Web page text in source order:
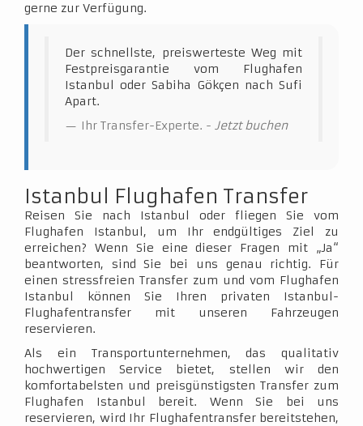
gerne zur Verfügung.
Der schnellste, preiswerteste Weg mit
Festpreisgarantie vom Flughafen
Istanbul oder Sabiha Gökçen nach Sufi
Apart.
Ihr Transfer-Experte. - Jetzt buchen
Istanbul Flughafen Transfer
Reisen Sie nach Istanbul oder fliegen Sie vom
Flughafen Istanbul, um Ihr endgültiges Ziel zu
erreichen? Wenn Sie eine dieser Fragen mit „Ja“
beantworten, sind Sie bei uns genau richtig. Für
einen stressfreien Transfer zum und vom Flughafen
Istanbul können Sie Ihren privaten Istanbul-
Flughafentransfer mit unseren Fahrzeugen
reservieren.
Als ein Transportunternehmen, das qualitativ
hochwertigen Service bietet, stellen wir den
komfortabelsten und preisgünstigsten Transfer zum
Flughafen Istanbul bereit. Wenn Sie bei uns
reservieren, wird Ihr Flughafentransfer bereitstehen,